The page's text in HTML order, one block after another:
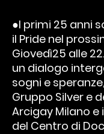
●I primi 25 anni
il Pride nel
Giovedì25 alle
un dialogo
sogni e
Gruppo Silver e
Arcigay Milano
del Centro di